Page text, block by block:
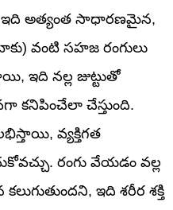
ఇది అత్యంత సాధారణమైన,
వంటి సహజ రంగులు
ఇది నల్ల జుట్టుతో
కనిపించేలా చేస్తుంది.
వ్యక్తిగత
రంగు వేయడం వల్ల
ఇది శరీర శక్తి